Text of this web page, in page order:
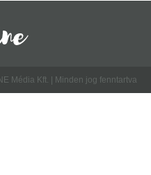
Média Kft. | Minden jog fenntartva